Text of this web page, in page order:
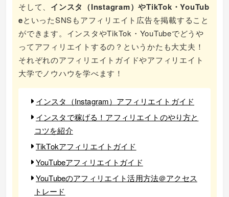
そして、 インスタ（Instagram）やTikTok・YouTub
eといったSNSもアフィリエイト広告を掲載すること
ができます。インスタやTikTok・YouTubeでどうや
ってアフィリエイトするの？というかたも大丈夫！
それぞれのアフィリエイトガイドやアフィリエイト
大学でノウハウを学べます！
インスタ（Instagram）アフィリエイトガイド
インスタで稼げる！アフィリエイトのやり方と
コツを紹介
TikTokアフィリエイトガイド
YouTubeアフィリエイトガイド
YouTubeのアフィリエイト活用方法＠アクセス
トレード